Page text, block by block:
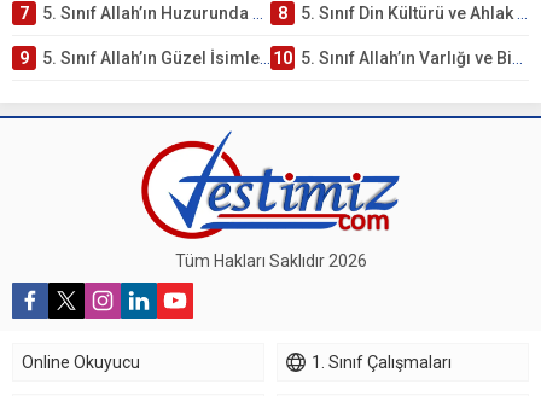
7 5. Sınıf Allah’ın Huzurunda Olmak – Namaz İbadeti Testi 8 5. Sınıf Din Kültürü ve Ahlak Bilgisi 1. Ünite: Allah İnancı Çalışmaları
9 5. Sınıf Allah’ın Güzel İsimleri Testi – Online Çöz 10 5. Sınıf Allah’ın Varlığı ve Birliği Testi – Online Çöz
Tüm Hakları Saklıdır 2026
Online Okuyucu 1. Sınıf Çalışmaları